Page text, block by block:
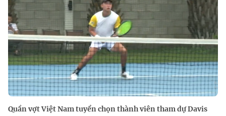
Quần vợt Việt Nam tuyển chọn thành viên tham dự Davis